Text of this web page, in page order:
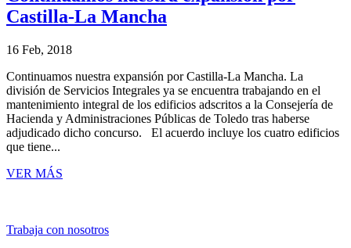
Castilla-La Mancha
16 Feb, 2018
Continuamos nuestra expansión por Castilla-La Mancha. La
división de Servicios Integrales ya se encuentra trabajando en el
mantenimiento integral de los edificios adscritos a la Consejería de
Hacienda y Administraciones Públicas de Toledo tras haberse
adjudicado dicho concurso. El acuerdo incluye los cuatro edificios
que tiene...
VER MÁS
Trabaja con nosotros